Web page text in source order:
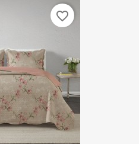
favorite_border